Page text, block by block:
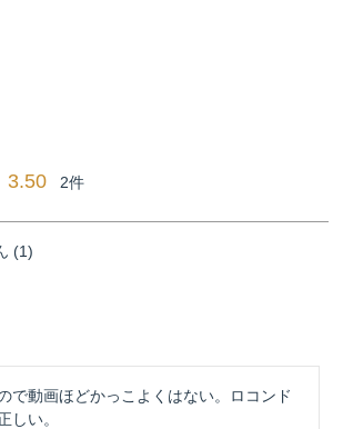
3.50 2
1
で動画ほどかっこよくはない。ロコンド
しい。